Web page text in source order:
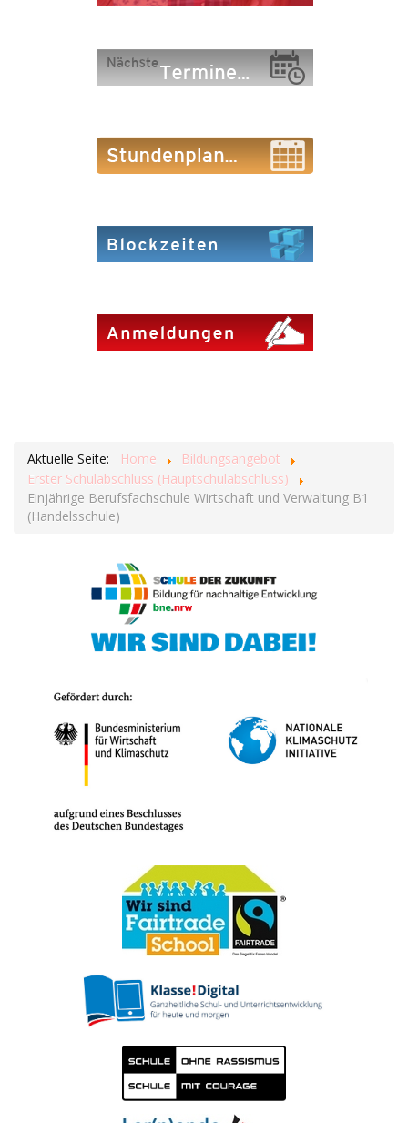
Aktuelle Seite: Home
Bildungsangebot
Erster Schulabschluss (Hauptschulabschluss)
Einjährige Berufsfachschule Wirtschaft und Verwaltung B1
(Handelsschule)